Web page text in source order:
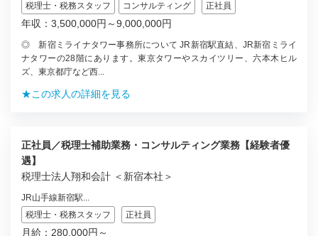
税理士・税務スタッフ コンサルティング 正社員
年収：3,500,000円～9,000,000円
◎ 新宿ミライナタワー事務所について JR新宿駅直結、JR新宿ミライ
ナタワーの28階にあります。東京タワーやスカイツリー、六本木ヒル
ズ、東京都庁など西...
★この求人の詳細を見る
正社員／税理士補助業務・コンサルティング業務【経験者優
遇】
税理士法人翔和会計 ＜新宿本社＞
JR山手線新宿駅...
税理士・税務スタッフ
正社員
月給：280,000円～